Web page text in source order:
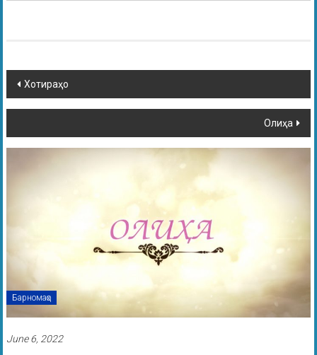
Хотираҳо
Олиҳа
Барномаҳо
June 6, 2022